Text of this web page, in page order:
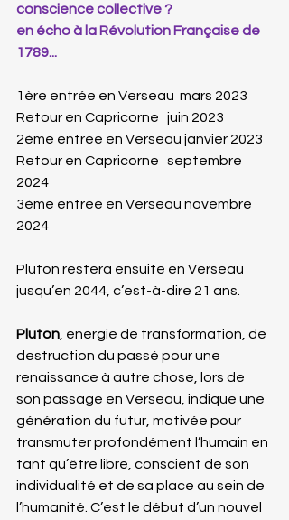
conscience collective ?
en écho à la Révolution Française de
1789...
1ère entrée en Verseau  mars 2023
Retour en Capricorne   juin 2023
2ème entrée en Verseau janvier 2023
Retour en Capricorne   septembre
2024
3ème entrée en Verseau novembre
2024
Pluton restera ensuite en Verseau
jusqu’en 2044, c’est-à-dire 21 ans.
Pluton , énergie de transformation, de
destruction du passé pour une
renaissance à autre chose, lors de
son passage en Verseau, indique une
génération du futur, motivée pour
transmuter profondément l’humain en
tant qu’être libre, conscient de son
individualité et de sa place au sein de
l’humanité. C’est le début d’un nouvel